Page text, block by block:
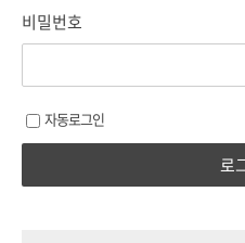
비밀번호
자동로그인
로